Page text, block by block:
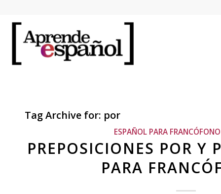
Tag Archive for: por
ESPAÑOL PARA
PREPOSICIONES POR Y
PARA